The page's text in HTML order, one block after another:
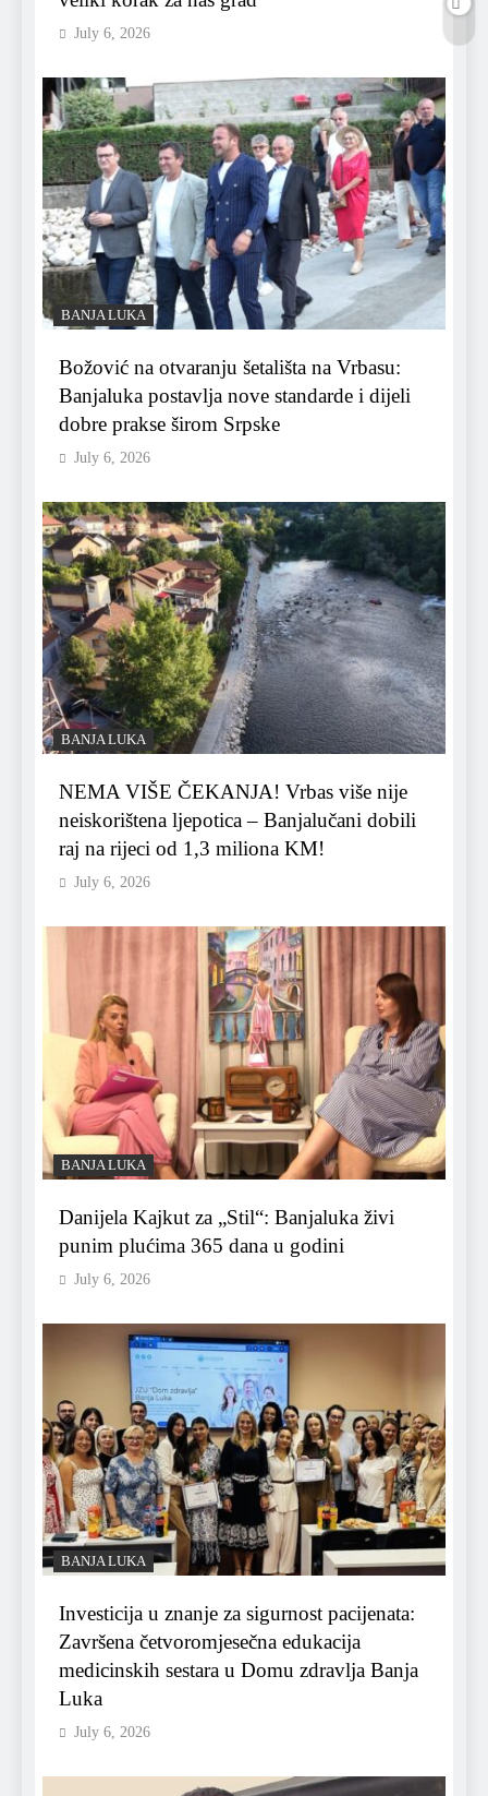
July 6, 2026
BANJA LUKA
Božović na otvaranju šetališta na Vrbasu:
Banjaluka postavlja nove standarde i dijeli
dobre prakse širom Srpske
July 6, 2026
BANJA LUKA
NEMA VIŠE ČEKANJA! Vrbas više nije
neiskorištena ljepotica – Banjalučani dobili
raj na rijeci od 1,3 miliona KM!
July 6, 2026
BANJA LUKA
Danijela Kajkut za „Stil“: Banjaluka živi
punim plućima 365 dana u godini
July 6, 2026
BANJA LUKA
Investicija u znanje za sigurnost pacijenata:
Završena četvoromjesečna edukacija
medicinskih sestara u Domu zdravlja Banja
Luka
July 6, 2026